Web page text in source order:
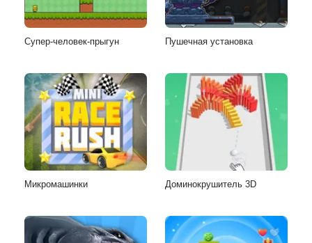
Супер-человек-прыгун Пушечная установка
Микромашинки Доминокрушитель 3D